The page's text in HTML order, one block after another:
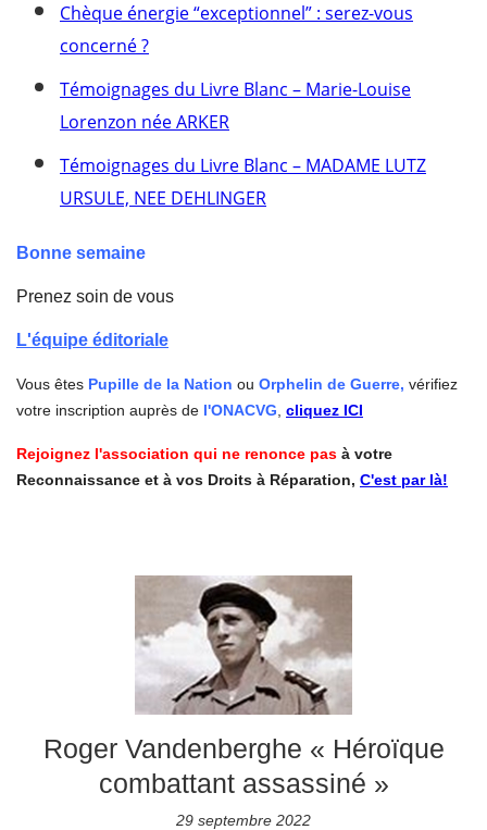
Chèque énergie “exceptionnel” : serez-vous
concerné ?
Témoignages du Livre Blanc – Marie-Louise
Lorenzon née ARKER
Témoignages du Livre Blanc – MADAME LUTZ
URSULE, NEE DEHLINGER
Bonne semaine
Prenez soin de vous
L'équipe éditoriale
Vous êtes Pupille de la Nation ou Orphelin de Guerre, vérifiez
votre inscription auprès de l'ONACVG cliquez ICI
Rejoignez l'association qui ne renonce pas à votre
Reconnaissance et à vos Droits à Réparation, C'est par là!
Roger Vandenberghe « Héroïque
combattant assassiné »
29 septembre 2022